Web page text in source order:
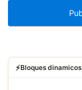
⚡Bloques dinamicos